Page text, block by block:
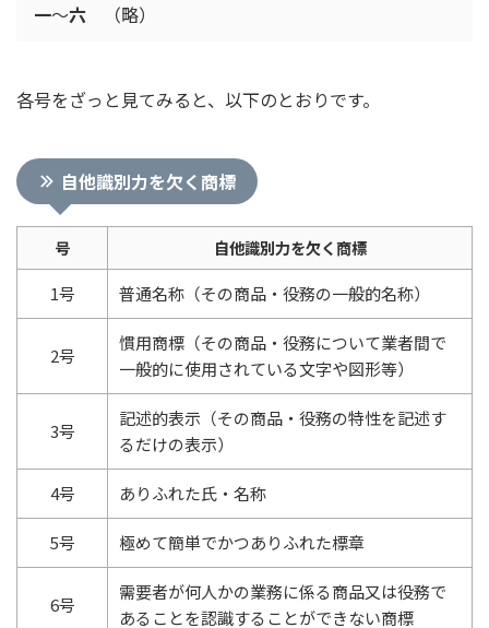
一～六 （略）
各号をざっと見てみると、以下のとおりです。
自他識別力を欠く商標
号
自他識別力を欠く商標
1号
普通名称（その商品・役務の一般的名称）
2号
慣用商標（その商品・役務について業者間で
一般的に使用されている文字や図形等）
3号
記述的表示（その商品・役務の特性を記述す
るだけの表示）
4号 ありふれた氏・名称
5号 極めて簡単でかつありふれた標章
6号
需要者が何人かの業務に係る商品又は役務で
あることを認識することができない商標